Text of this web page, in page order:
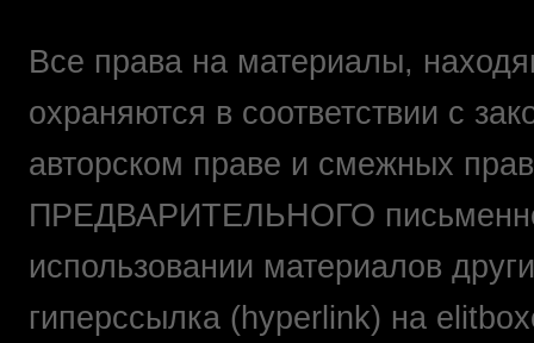
Все права на материалы,
охраняются в соответствии с
авторском праве и смежных
ПРЕДВАРИТЕЛЬНОГО
использовании материалов
гиперссылка (hyperlink) на